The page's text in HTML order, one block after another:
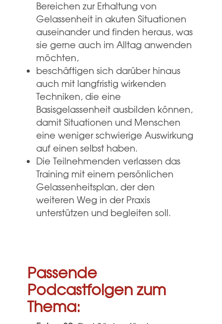
Bereichen zur Erhaltung von
Gelassenheit in akuten Situationen
auseinander und finden heraus, was
sie gerne auch im Alltag anwenden
möchten,
beschäftigen sich darüber hinaus
auch mit langfristig wirkenden
Techniken, die eine
Basisgelassenheit ausbilden können,
damit Situationen und Menschen
eine weniger schwierige Auswirkung
auf einen selbst haben.
Die Teilnehmenden verlassen das
Training mit einem persönlichen
Gelassenheitsplan, der den
weiteren Weg in der Praxis
unterstützen und begleiten soll.
Passende
Podcastfolgen zum
Thema: